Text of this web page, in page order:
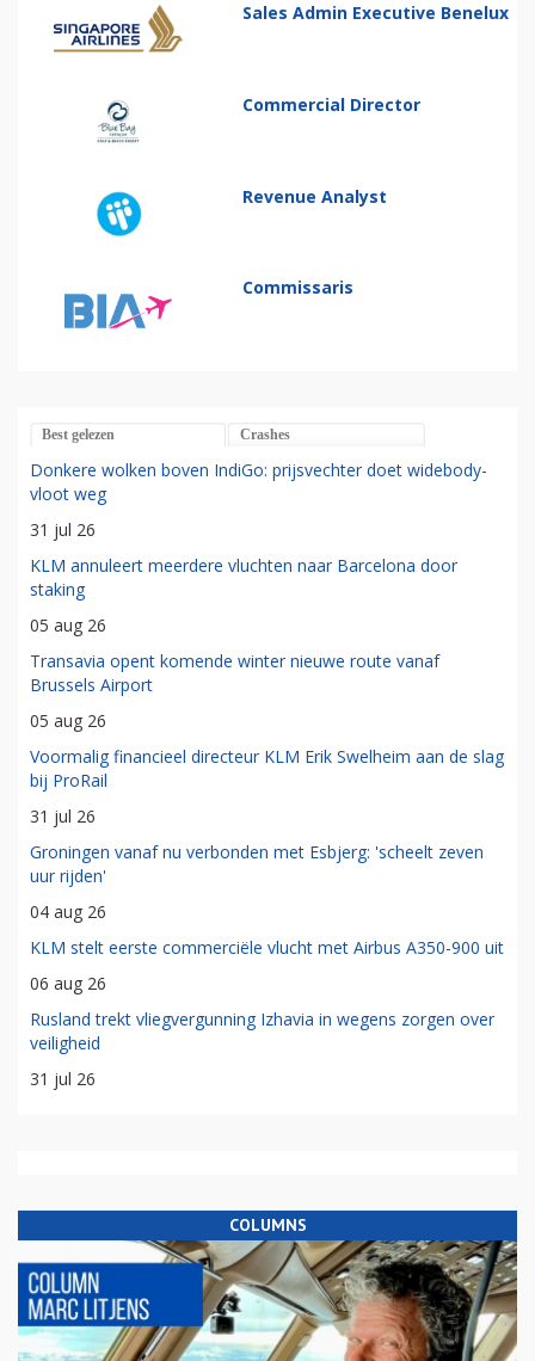
Sales Admin Executive Benelux
Commercial Director
Revenue Analyst
Commissaris
Best gelezen Crashes
Donkere wolken boven IndiGo: prijsvechter doet widebody-
vloot weg
31 jul 26
KLM annuleert meerdere vluchten naar Barcelona door
staking
05 aug 26
Transavia opent komende winter nieuwe route vanaf
Brussels Airport
05 aug 26
Voormalig financieel directeur KLM Erik Swelheim aan de slag
bij ProRail
31 jul 26
Groningen vanaf nu verbonden met Esbjerg: 'scheelt zeven
uur rijden'
04 aug 26
KLM stelt eerste commerciële vlucht met Airbus A350-900 uit
06 aug 26
Rusland trekt vliegvergunning Izhavia in wegens zorgen over
veiligheid
31 jul 26
COLUMNS